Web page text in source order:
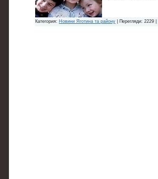
Категория: Новини Яготина та району | Перегляди: 2229 |